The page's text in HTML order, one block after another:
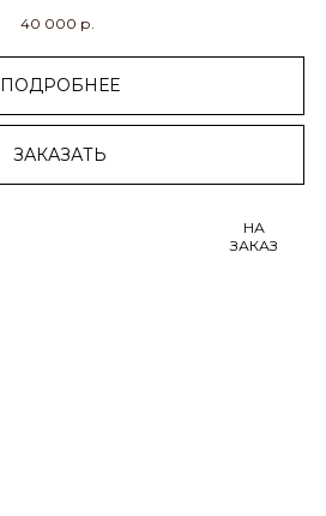
40 000 р.
ПОДРОБНЕЕ
ЗАКАЗАТЬ
НА
ЗАКАЗ